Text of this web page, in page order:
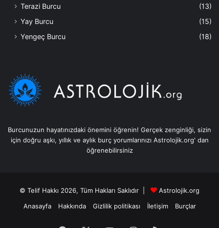
Terazi Burcu
(13)
Yay Burcu
(15)
Yengeç Burcu
(18)
Burcunuzun hayatınızdaki önemini öğrenin! Gerçek zenginliği, sizin
için doğru aşkı, yıllık ve aylık burç yorumlarınızı Astrolojik.org' dan
öğrenebilirsiniz
© Telif Hakkı 2026, Tüm Hakları Saklıdır |
Astrolojik.org
Anasayfa
Hakkında Gizlilik politikası İletişim Burçlar